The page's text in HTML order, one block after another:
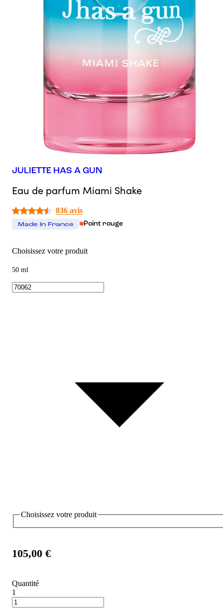
JULIETTE HAS A GUN
Eau de parfum Miami Shake
836 avis
Made In France Point rouge
Choisissez votre produit
50 ml
Choisissez votre produit
105,00 €
Quantité
1